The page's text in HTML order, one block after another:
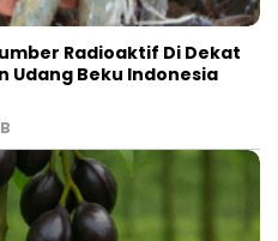
Radioaktif Di Dekat
Udang Beku Indonesia